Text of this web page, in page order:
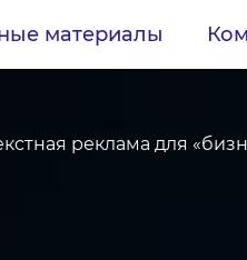
материалы
реклама для